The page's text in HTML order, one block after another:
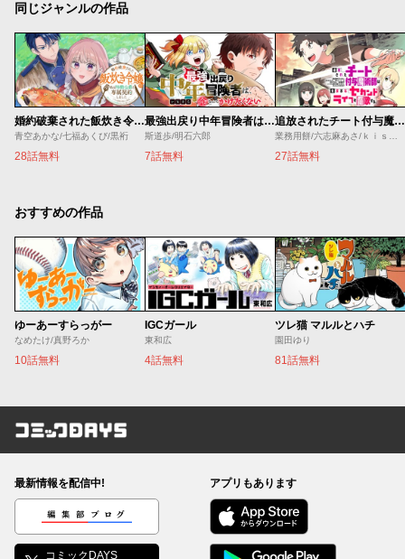
同じジャンルの作品
婚約破棄された飯炊き令嬢の私は冷酷公爵と専属契約しました～ですが胃袋を掴んだ結果、冷たかった公爵様がどんどん優しくなっています～
青空あかな/七福あくび/黒裄
28話無料
最強出戻り中年冒険者は、今さら命なんてかけたくない
斯道歩/明石六郎
7話無料
追放されたチート付与魔術師は気ままなセカンドライフを謳歌する。 ～俺は武器だけじゃなく、あらゆるものに『強化ポイント』を付与できるし、俺の意思でいつでも効果を解除できるけど、残った人たち大丈夫？～
業務用餅/六志麻あさ/ｋｉｓｕｉ
27話無料
おすすめの作品
ゆーあーすらっがー
なめたけ/真野ろか
10話無料
IGCガール
東和広
4話無料
ツレ猫 マルルとハチ
園田ゆり
81話無料
コミックDAYS
最新情報を配信中!
編集部ブログ
コミックDAYS
アプリもあります